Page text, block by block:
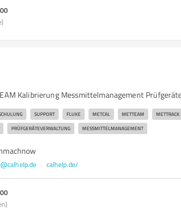
Kalibrierung Messmittelmanagement
SUPPORT FLUKE METCAL METTEAM METTRACK
PRÜFGERÄTEVERWALTUNG MESSMITTELMANAGEMENT
calhelp.de/